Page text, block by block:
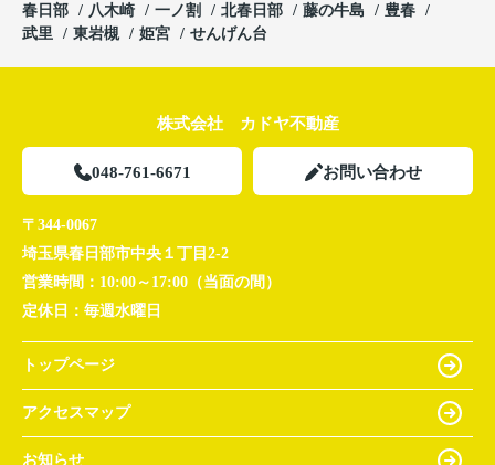
春日部
八木崎 一ノ割 北春日部 藤の牛島
豊春
武里
東岩槻 姫宮 せんげん台
株式会社 カドヤ不動産
048-761-6671 お問い合わせ
〒344-0067
埼玉県春日部市中央１丁目2-2
営業時間： 10:00～17:00（当面の間）
定休日： 毎週水曜日
トップページ
アクセスマップ
お知らせ